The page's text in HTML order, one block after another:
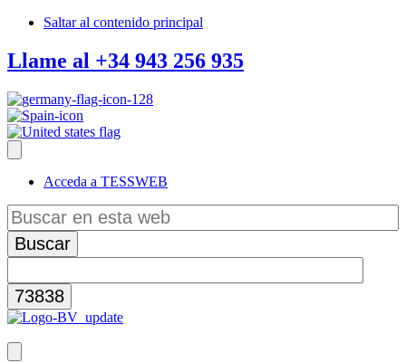
Saltar al contenido principal
Llame al +34 943 256 935
Acceda a TESSWEB
Buscar
en
esta
web